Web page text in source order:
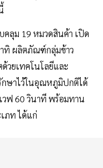
คลุม 19 หมวดสินค้า เปิด
าทิ ผลิตภัณฑ์กลุ่มข้าว
วยเทคโนโลยีและ
กษาไว้ในอุณหภูมิปกติได้
วฟ 60 วินาที พร้อมทาน
ภท ได้แก่